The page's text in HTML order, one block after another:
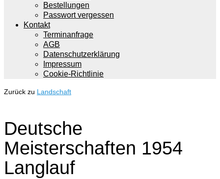
Bestellungen
Passwort vergessen
Kontakt
Terminanfrage
AGB
Datenschutzerklärung
Impressum
Cookie-Richtlinie
Zurück zu Landschaft
Deutsche
Meisterschaften 1954
Langlauf